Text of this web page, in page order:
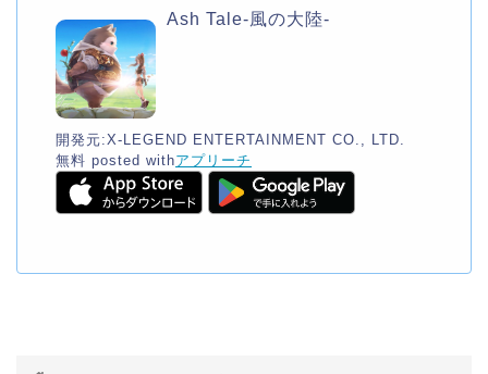
Ash Tale-風の大陸-
開発元:X-LEGEND ENTERTAINMENT CO., LTD.
無料 posted withアプリーチ